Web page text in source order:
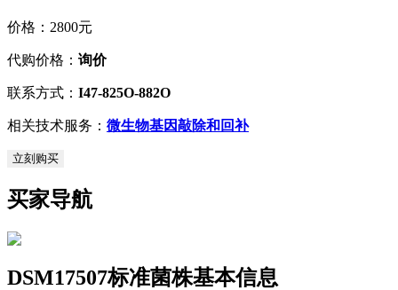
价格： 2800元
代购价格： 询价
联系方式： I47-825O-882O
相关技术服务： 微生物基因敲除和回补
立刻购买
买家导航
DSM17507标准菌株基本信息